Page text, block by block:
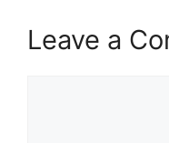
Leave a